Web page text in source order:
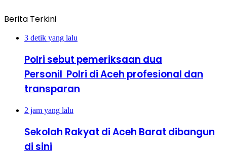
Berita Terkini
3 detik yang lalu
Polri sebut pemeriksaan dua
Personil Polri di Aceh profesional dan
transparan
2 jam yang lalu
Sekolah Rakyat di Aceh Barat dibangun
di sini